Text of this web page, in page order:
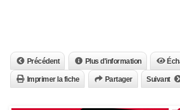
Précédent Plus d'information
Imprimer la fiche Partager Suivant